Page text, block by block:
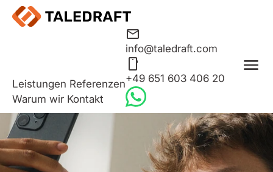
Leistungen Referenzen
Warum wir Kontakt
info@taledraft.com
+49 651 603 406 20